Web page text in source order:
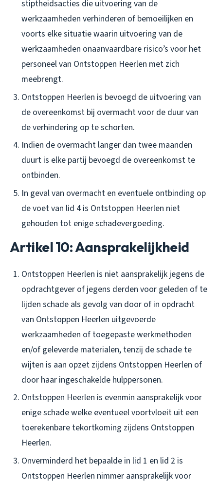
stiptheidsacties die uitvoering van de
werkzaamheden verhinderen of bemoeilijken en
voorts elke situatie waarin uitvoering van de
werkzaamheden onaanvaardbare risico’s voor het
personeel van Ontstoppen Heerlen met zich
meebrengt.
Ontstoppen Heerlen is bevoegd de uitvoering van
de overeenkomst bij overmacht voor de duur van
de verhindering op te schorten.
Indien de overmacht langer dan twee maanden
duurt is elke partij bevoegd de overeenkomst te
ontbinden.
In geval van overmacht en eventuele ontbinding op
de voet van lid 4 is Ontstoppen Heerlen niet
gehouden tot enige schadevergoeding.
Artikel 10: Aansprakelijkheid
Ontstoppen Heerlen is niet aansprakelijk jegens de
opdrachtgever of jegens derden voor geleden of te
lijden schade als gevolg van door of in opdracht
van Ontstoppen Heerlen uitgevoerde
werkzaamheden of toegepaste werkmethoden
en/of geleverde materialen, tenzij de schade te
wijten is aan opzet zijdens Ontstoppen Heerlen of
door haar ingeschakelde hulppersonen.
Ontstoppen Heerlen is evenmin aansprakelijk voor
enige schade welke eventueel voortvloeit uit een
toerekenbare tekortkoming zijdens Ontstoppen
Heerlen.
Onverminderd het bepaalde in lid 1 en lid 2 is
Ontstoppen Heerlen nimmer aansprakelijk voor